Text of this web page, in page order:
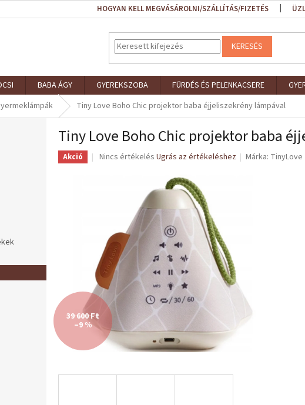
HOGYAN KELL MEGVÁSÁROLNI/SZÁLLÍTÁS/FIZETÉS
KERESÉS
BABA ÁGY GYEREKSZOBA FÜRDÉS ÉS PELENKACSERE
Tiny Love Boho Chic projektor baba éjjeliszekrény lámpával
Tiny Love Boho Chic projektor baba
Akció
A
csillag.
Nincs értékelés Ugrás az értékeléshez Márka: TinyLove
39 600 Ft
–9 %